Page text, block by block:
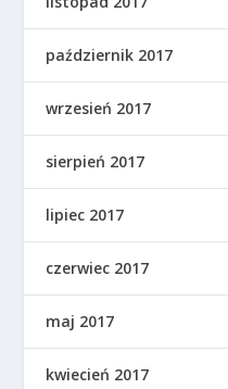
październik 2017
wrzesień 2017
sierpień 2017
lipiec 2017
czerwiec 2017
maj 2017
kwiecień 2017